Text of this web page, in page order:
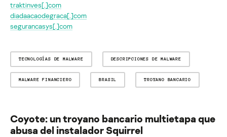
traktinves[.]com
diadaacaodegraca[.]com
segurancasys[.]com
TECNOLOGÍAS DE MALWARE DESCRIPCIONES DE MALWARE
MALWARE FINANCIERO BRASIL TROYANO BANCARIO
Coyote: un troyano bancario multietapa que
abusa del instalador Squirrel